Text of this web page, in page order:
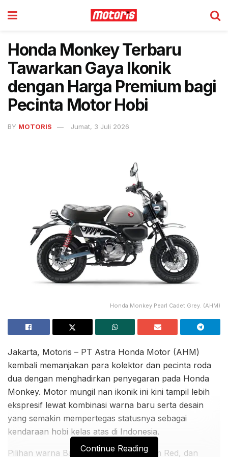
Honda Monkey Terbaru
Tawarkan Gaya Ikonik
dengan Harga Premium bagi
Pecinta Motor Hobi
BY MOTORIS Jumat, 3 Juli 2026
Honda Monkey Pearl Cadet Grey. (AHM)
Jakarta, Motoris – PT Astra Honda Motor (AHM)
kembali memanjakan para kolektor dan pecinta roda
dua dengan menghadirkan penyegaran pada Honda
Monkey. Motor mungil nan ikonik ini kini tampil lebih
ekspresif lewat kombinasi warna baru serta desain
yang semakin mempertegas statusnya sebagai
kendaraan hobi kelas atas di Indonesia.
Pilihan warna Banana Yellow, Millenium Red, dan
Continue Reading